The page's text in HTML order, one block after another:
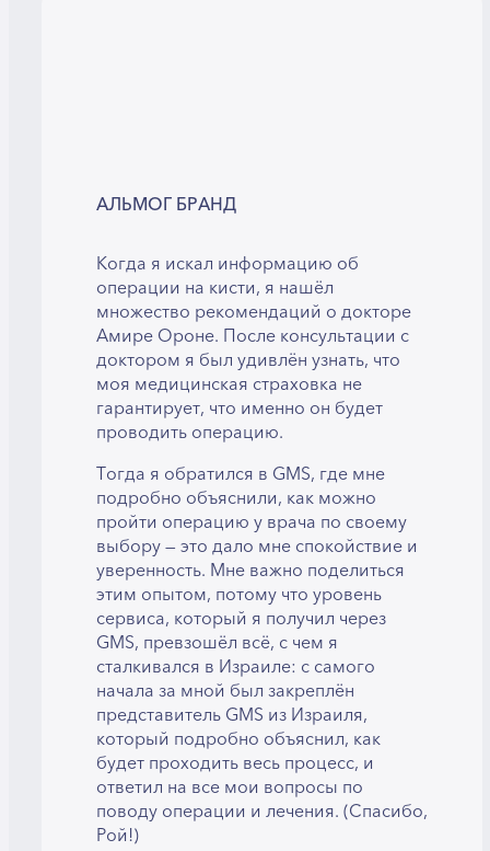
АЛЬМОГ БРАНД
Когда я искал информацию об
операции на кисти, я нашёл
множество рекомендаций о докторе
Амире Ороне. После консультации с
доктором я был удивлён узнать, что
моя медицинская страховка не
гарантирует, что именно он будет
проводить операцию.
Тогда я обратился в GMS, где мне
подробно объяснили, как можно
пройти операцию у врача по своему
выбору — это дало мне спокойствие и
уверенность. Мне важно поделиться
этим опытом, потому что уровень
сервиса, который я получил через
GMS, превзошёл всё, с чем я
сталкивался в Израиле: с самого
начала за мной был закреплён
представитель GMS из Израиля,
который подробно объяснил, как
будет проходить весь процесс, и
ответил на все мои вопросы по
поводу операции и лечения. (Спасибо,
Рой!)